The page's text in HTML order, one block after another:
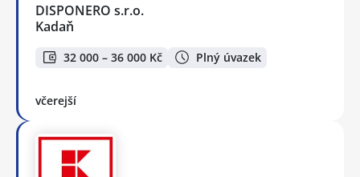
DISPONERO s.r.o.
Kadaň
32 000 – 36 000 Kč Plný úvazek
včerejší